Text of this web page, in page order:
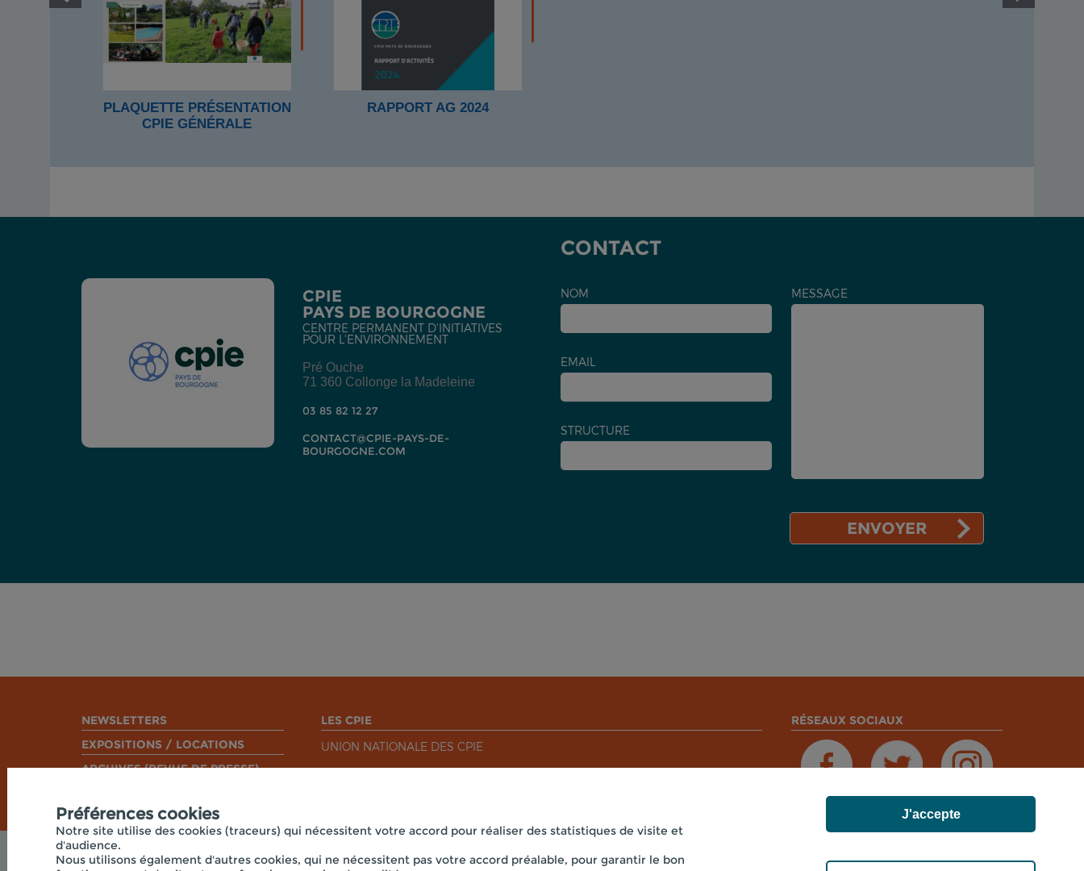
PLAQUETTE PRÉSENTATION
CPIE GÉNÉRALE
RAPPORT AG 2024
CPIE
PAYS DE BOURGOGNE
CENTRE PERMANENT D'INITIATIVES
POUR L'ENVIRONNEMENT
Pré Ouche
71 360 Collonge la Madeleine
03 85 82 12 27
CONTACT@CPIE-PAYS-DE-
BOURGOGNE.COM
CONTACT
NOM
EMAIL
STRUCTURE
MESSAGE
NEWSLETTERS
EXPOSITIONS / LOCATIONS
ARCHIVES (REVUE DE PRESSE)
LES CPIE
UNION NATIONALE DES CPIE
RÉSEAUX SOCIAUX
Mentions légales
Préférences cookies
Notre site utilise des cookies (traceurs) qui nécessitent votre accord pour réaliser des statistiques de visite et
d'audience.
Nous utilisons également d'autres cookies, qui ne nécessitent pas votre accord préalable, pour garantir le bon
J'accepte